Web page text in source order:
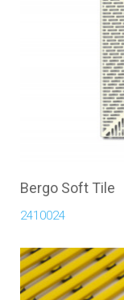
Bergo Soft Tile
2410024